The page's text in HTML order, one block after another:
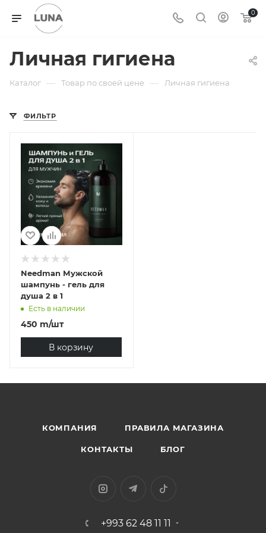
0
Личная гигиена
Каталог — Товар по своей цене — Личная гигиена
ФИЛЬТР
Needman Мужской
шампунь - гель для
душа 2 в 1
Есть в наличии
450 m/шт
В корзину
КОМПАНИЯ ПРАВИЛА МАГАЗИНА
КОНТАКТЫ БЛОГ
+993 62 48 11 11